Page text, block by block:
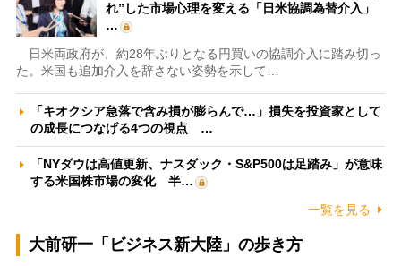
れ”した市場心理を変える「日米協調為替介入」
…
日米両政府が、約28年ぶりとなる円買いの協調介入に踏み切っ
た。米国も追加介入を辞さない姿勢を示して…
「キオクシア急落で含み損が膨らんで…」損失を投資家として
の成長につなげる4つの視点 …
「NYダウは高値更新、ナスダック・S&P500は足踏み」が意味
する米国株市場の変化 半…
一覧を見る
大前研一「ビジネス新大陸」の歩き方